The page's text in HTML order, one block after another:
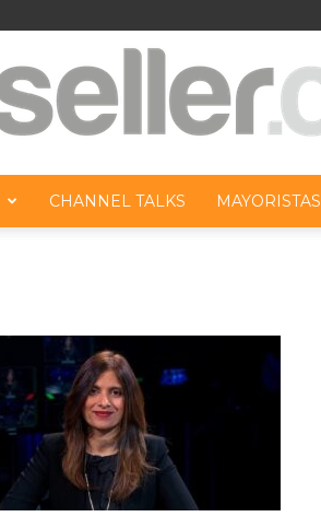
Chile
CHANNEL TALKS MAYORISTAS